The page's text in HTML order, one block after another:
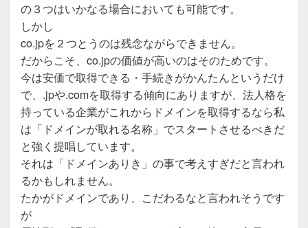
の３つはいかなる場合においても可能です。
しかし
co.jpを２つとうのは残念ながらできません。
だからこそ、co.jpの価値が高いのはそのためです。
今は安価で取得できる・手続きがかんたんというだけ
で、.jpや.comを取得する傾向にありますが、法人格を
持っている企業がこれからドメインを取得するなら私
は「ドメインが取れる名称」でスタートさせるべきだ
と強く提唱しています。
それは「ドメインありき」の事で考えすぎだと言われ
るかもしれません。
たかがドメインであり、こだわるなと言われそうです
が